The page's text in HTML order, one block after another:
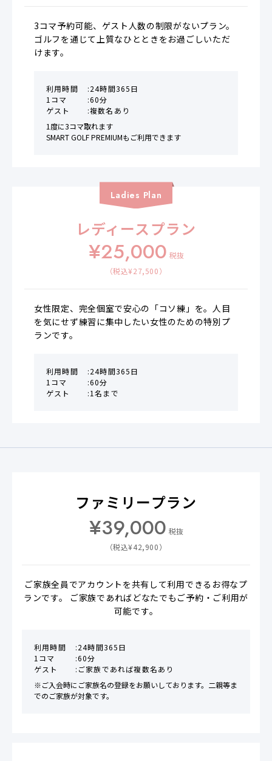
3コマ予約可能、ゲスト人数の制限がないプラン。
ゴルフを通じて上質なひとときをお過ごしいただ
けます。
利用時間
24時間365日
1コマ
60分
ゲスト
複数名あり
1度に3コマ取れます
SMART GOLF PREMIUMもご利用できます
Ladies Plan
レディースプラン
¥25,000 税抜
（税込¥27,500）
女性限定、完全個室で安心の「コソ練」を。人目
を気にせず練習に集中したい女性のための特別プ
ランです。
利用時間
24時間365日
1コマ
60分
ゲスト
1名まで
ファミリープラン
¥39,000 税抜
（税込¥42,900）
ご家族全員でアカウントを共有して利用できるお得なプ
ランです。 ご家族であればどなたでもご予約・ご利用が
可能です。
利用時間
24時間365日
1コマ
60分
ゲスト
ご家族であれば複数名あり
※ご入会時にご家族名の登録をお願いしております。二親等ま
でのご家族が対象です。